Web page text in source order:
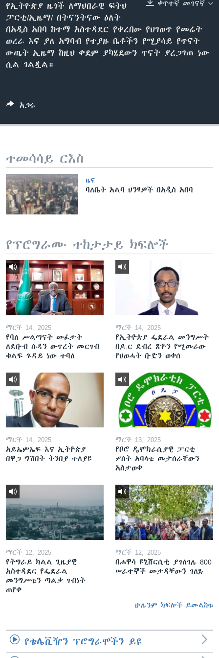
ቋንቋዎች
ቀጥተኛ መገናኛ
የኢትዮጵያ ዜጎች ለማህበራዊ ፍትህ
ፓርቲ/ኢዜማ/ በትናንትናው ዕለት
በአዲስ አበባ ከተማ አስተዳደር የቀረበው የህገወጥ የመሬት
ወረራ እና ያለ አግባብ የተያዙ ቤቶችን የሚያሳይ የጥናት
ውጤት ኢዜማ ከዚህ ቀደም ያካሄደውን ጥናት ያረጋገጠ ነው
ሲል ገልጿል።
አጋሩ
ተመሳሳይ ርእስ
ዜና
ባለቤት አልባ ህንፃዎች በአዲስ አበባ
የፕሮግራሙ ተከታታይ ክፍሎች
ማርች 14, 2025
የባለ ሥልጣናት መፈታት
ለደቡብ ሱዳን ውጥረት መርገብ
ቁልፍ ጉዳይ ነው ተባለ
ማርች 14, 2025
የኢትዮጵያ ፌደራል መንግሥት
በዶ.ር ደብረ ጽዮን የሚመራው
የህወሓት ቡድን ወቀሰ
ማርች 14, 2025
አይኤምኤፍ እና ኢትዮጵያ
በዋጋ ግሽበት ትንበያ ተለያዩ
ማርች 13, 2025
የቦሮ ዴሞክራሲያዊ ፓርቲ
ሦስት አባላቱ መታሰራቸውን
አስታወቀ
ማርች 12, 2025
የትግራይ ክልል ጊዜያዊ
አስተዳደር የፌደራል
መንግሥቱን ጣልቃ ገብነት
ጠየቀ
ማርች 12, 2025
በሐዋሳ ዩኒቨርሲቲ ያገለገሉ 800
ሠራተኞች መታዳቸውን ገለጹ
ሁሉንም ክፍሎች ይመልከቱ
የቴሌቪዥን ፕሮግራሞችን ይዩ